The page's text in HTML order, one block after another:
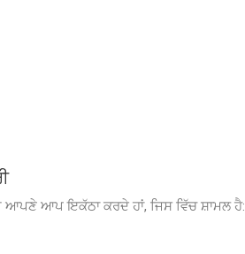
ਆਪਣੇ ਆਪ ਇਕੱਠਾ ਕਰਦੇ ਹਾਂ, ਜਿਸ ਵਿੱਚ ਸ਼ਾਮਲ ਹੈ: